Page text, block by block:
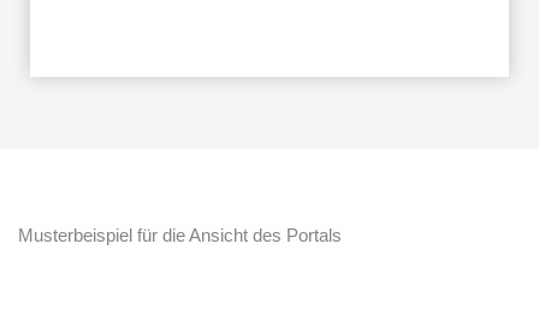
Musterbeispiel für die Ansicht des Portals